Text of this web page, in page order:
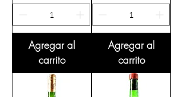
Agregar al
carrito
Agregar al
carrito